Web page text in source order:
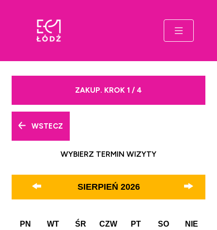
WSTECZ
ZAKUP. KROK 1 / 4
WYBIERZ TERMIN WIZYTY
SIERPIEŃ 2026
PN WT ŚR CZW PT SO NIE